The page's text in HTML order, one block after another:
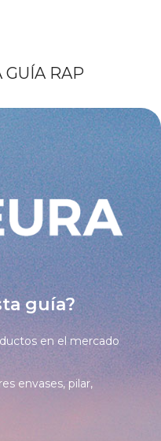
GUÍA RAP
guía?
en el mercado
envases, pilar,